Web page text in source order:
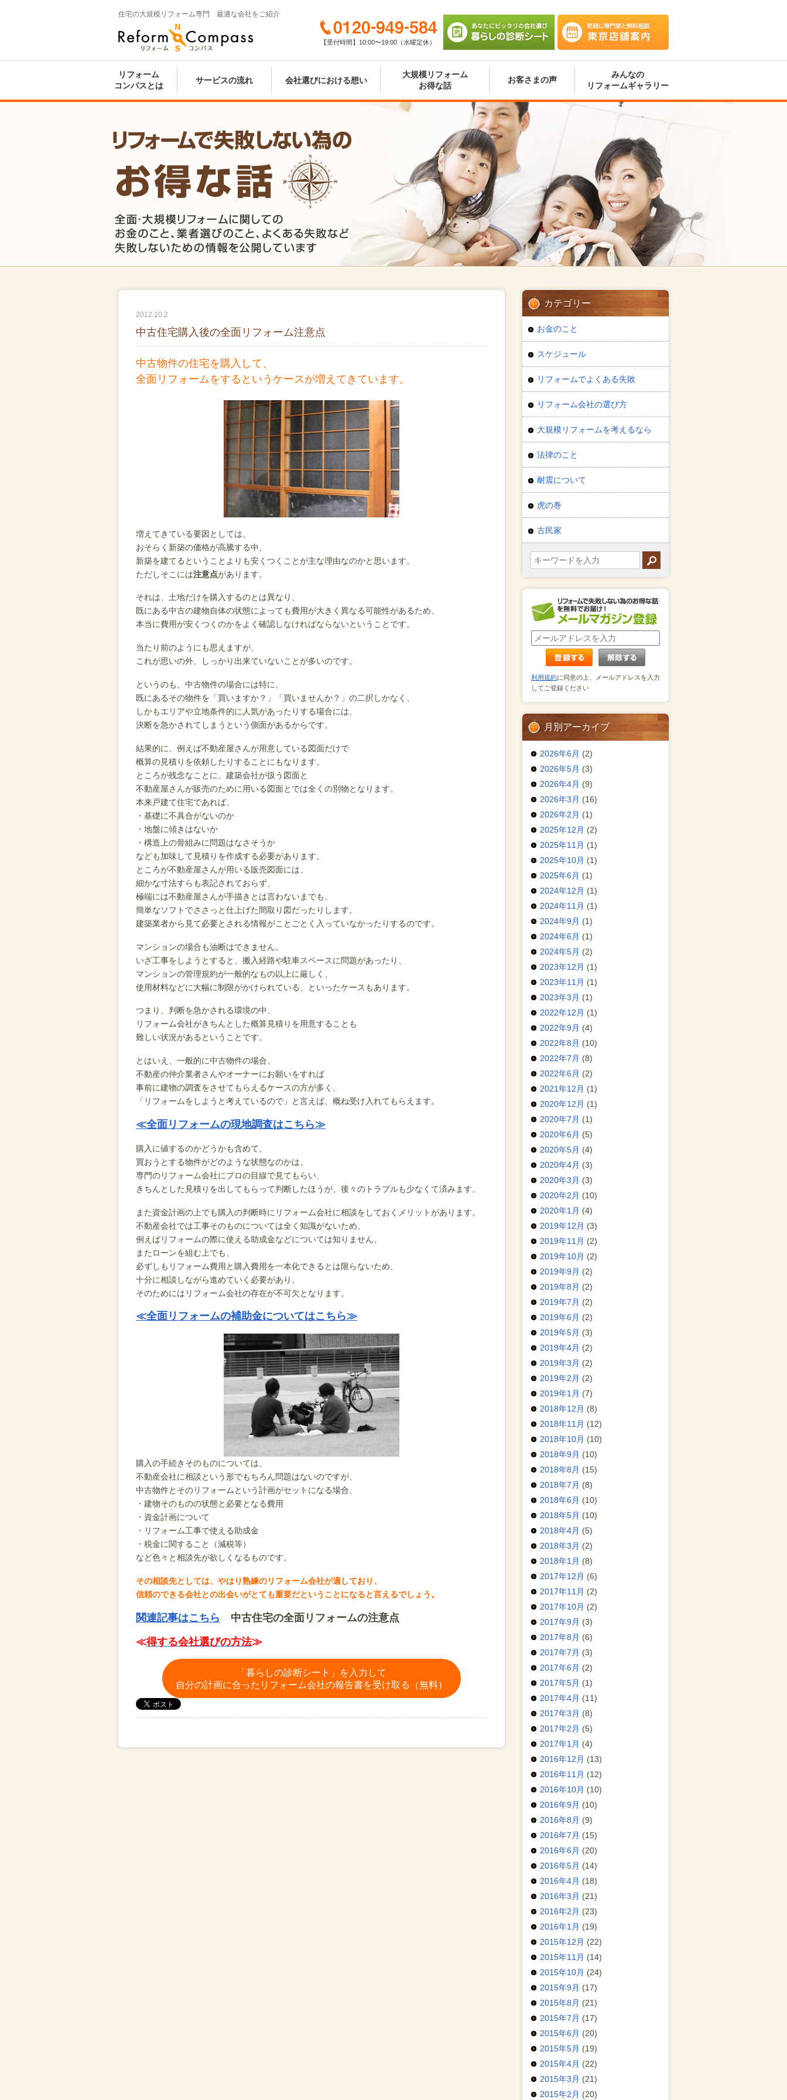
住宅の大規模リフォーム専門 最適な会社をご紹介
ス
店舗案内
び 暮らしの診断シート
0120-949-584
【受付時間】10:00〜19:00（水曜定休）
リフォーム
コンパスとは
サービスの流れ 会社選びにおける想い
大規模リフォーム
お得な話
お客さまの声
みんなの
リフォームギャラリー
2012.10.2
中古住宅購入後の全面リフォーム注意点
中古物件の住宅を購入して、
全面リフォームをするというケースが増えてきています。
増えてきている要因としては、
おそらく新築の価格が高騰する中、
新築を建てるということよりも安くつくことが主な理由なのかと思います。
ただしそこには注意点があります。
それは、土地だけを購入するのとは異なり、
既にある中古の建物自体の状態によっても費用が大きく異なる可能性があるため、
本当に費用が安くつくのかをよく確認しなければならないということです。
当たり前のようにも思えますが、
これが思いの外、しっかり出来ていないことが多いのです。
というのも、中古物件の場合には特に、
既にあるその物件を「買いますか？」「買いませんか？」の二択しかなく、
しかもエリアや立地条件的に人気があったりする場合には、
決断を急かされてしまうという側面があるからです。
結果的に、例えば不動産屋さんが用意している図面だけで
概算の見積りを依頼したりすることにもなります。
ところが残念なことに、建築会社が扱う図面と
不動産屋さんが販売のために用いる図面とでは全くの別物となります。
本来戸建て住宅であれば、
・基礎に不具合がないのか
・地盤に傾きはないか
・構造上の骨組みに問題はなさそうか
なども加味して見積りを作成する必要があります。
ところが不動産屋さんが用いる販売図面には、
細かな寸法すらも表記されておらず、
極端には不動産屋さんが手描きとは言わないまでも、
簡単なソフトでささっと仕上げた間取り図だったりします。
建築業者から見て必要とされる情報がことごとく入っていなかったりするのです。
マンションの場合も油断はできません。
いざ工事をしようとすると、搬入経路や駐車スペースに問題があったり、
マンションの管理規約が一般的なもの以上に厳しく、
使用材料などに大幅に制限がかけられている、といったケースもあります。
つまり、判断を急かされる環境の中、
リフォーム会社がきちんとした概算見積りを用意することも
難しい状況があるということです。
とはいえ、一般的に中古物件の場合、
不動産の仲介業者さんやオーナーにお願いをすれば
事前に建物の調査をさせてもらえるケースの方が多く、
「リフォームをしようと考えているので」と言えば、概ね受け入れてもらえます。
≪全面リフォームの現地調査はこちら≫
購入に値するのかどうかも含めて、
買おうとする物件がどのような状態なのかは、
専門のリフォーム会社にプロの目線で見てもらい、
きちんとした見積りを出してもらって判断したほうが、後々のトラブルも少なくて済みます。
また資金計画の上でも購入の判断時にリフォーム会社に相談をしておくメリットがあります。
不動産会社では工事そのものについては全く知識がないため、
例えばリフォームの際に使える助成金などについては知りません。
またローンを組む上でも、
必ずしもリフォーム費用と購入費用を一本化できるとは限らないため、
十分に相談しながら進めていく必要があり、
そのためにはリフォーム会社の存在が不可欠となります。
≪全面リフォームの補助金についてはこちら≫
購入の手続きそのものについては、
不動産会社に相談という形でもちろん問題はないのですが、
中古物件とそのリフォームという計画がセットになる場合、
・建物そのものの状態と必要となる費用
・資金計画について
・リフォーム工事で使える助成金
・税金に関すること（減税等）
など色々と相談先が欲しくなるものです。
その相談先としては、やはり熟練のリフォーム会社が適しており、
信頼のできる会社との出会いがとても重要だということになると言えるでしょう。
関連記事はこちら 中古住宅の全面リフォームの注意点
≪得する会社選びの方法≫
「暮らしの診断シート」を入力して
自分の計画に合ったリフォーム会社の報告書を受け取る（無料）
カテゴリー
お金のこと
スケジュール
リフォームでよくある失敗
リフォーム会社の選び方
大規模リフォームを考えるなら
法律のこと
耐震について
虎の巻
古民家
利用規約に同意の上、メールアドレスを入力
してご登録ください
月別アーカイブ
2026年6月 (2)
2026年5月 (3)
2026年4月 (9)
2026年3月 (16)
2026年2月 (1)
2025年12月 (2)
2025年11月 (1)
2025年10月 (1)
2025年6月 (1)
2024年12月 (1)
2024年11月 (1)
2024年9月 (1)
2024年6月 (1)
2024年5月 (2)
2023年12月 (1)
2023年11月 (1)
2023年3月 (1)
2022年12月 (1)
2022年9月 (4)
2022年8月 (10)
2022年7月 (8)
2022年6月 (2)
2021年12月 (1)
2020年12月 (1)
2020年7月 (1)
2020年6月 (5)
2020年5月 (4)
2020年4月 (3)
2020年3月 (3)
2020年2月 (10)
2020年1月 (4)
2019年12月 (3)
2019年11月 (2)
2019年10月 (2)
2019年9月 (2)
2019年8月 (2)
2019年7月 (2)
2019年6月 (2)
2019年5月 (3)
2019年4月 (2)
2019年3月 (2)
2019年2月 (2)
2019年1月 (7)
2018年12月 (8)
2018年11月 (12)
2018年10月 (10)
2018年9月 (10)
2018年8月 (15)
2018年7月 (8)
2018年6月 (10)
2018年5月 (10)
2018年4月 (5)
2018年3月 (2)
2018年1月 (8)
2017年12月 (6)
2017年11月 (2)
2017年10月 (2)
2017年9月 (3)
2017年8月 (6)
2017年7月 (3)
2017年6月 (2)
2017年5月 (1)
2017年4月 (11)
2017年3月 (8)
2017年2月 (5)
2017年1月 (4)
2016年12月 (13)
2016年11月 (12)
2016年10月 (10)
2016年9月 (10)
2016年8月 (9)
2016年7月 (15)
2016年6月 (20)
2016年5月 (14)
2016年4月 (18)
2016年3月 (21)
2016年2月 (23)
2016年1月 (19)
2015年12月 (22)
2015年11月 (14)
2015年10月 (24)
2015年9月 (17)
2015年8月 (21)
2015年7月 (17)
2015年6月 (20)
2015年5月 (19)
2015年4月 (22)
2015年3月 (21)
2015年2月 (20)